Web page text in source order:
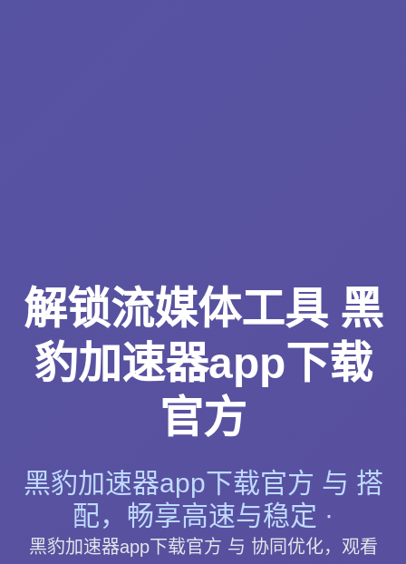
解锁流媒体工具 黑
豹加速器app下载
官方
黑豹加速器app下载官方 与 搭
配，畅享高速与稳定 ·
黑豹加速器app下载官方 与 协同优化，观看